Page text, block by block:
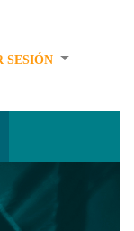
SESIÓN